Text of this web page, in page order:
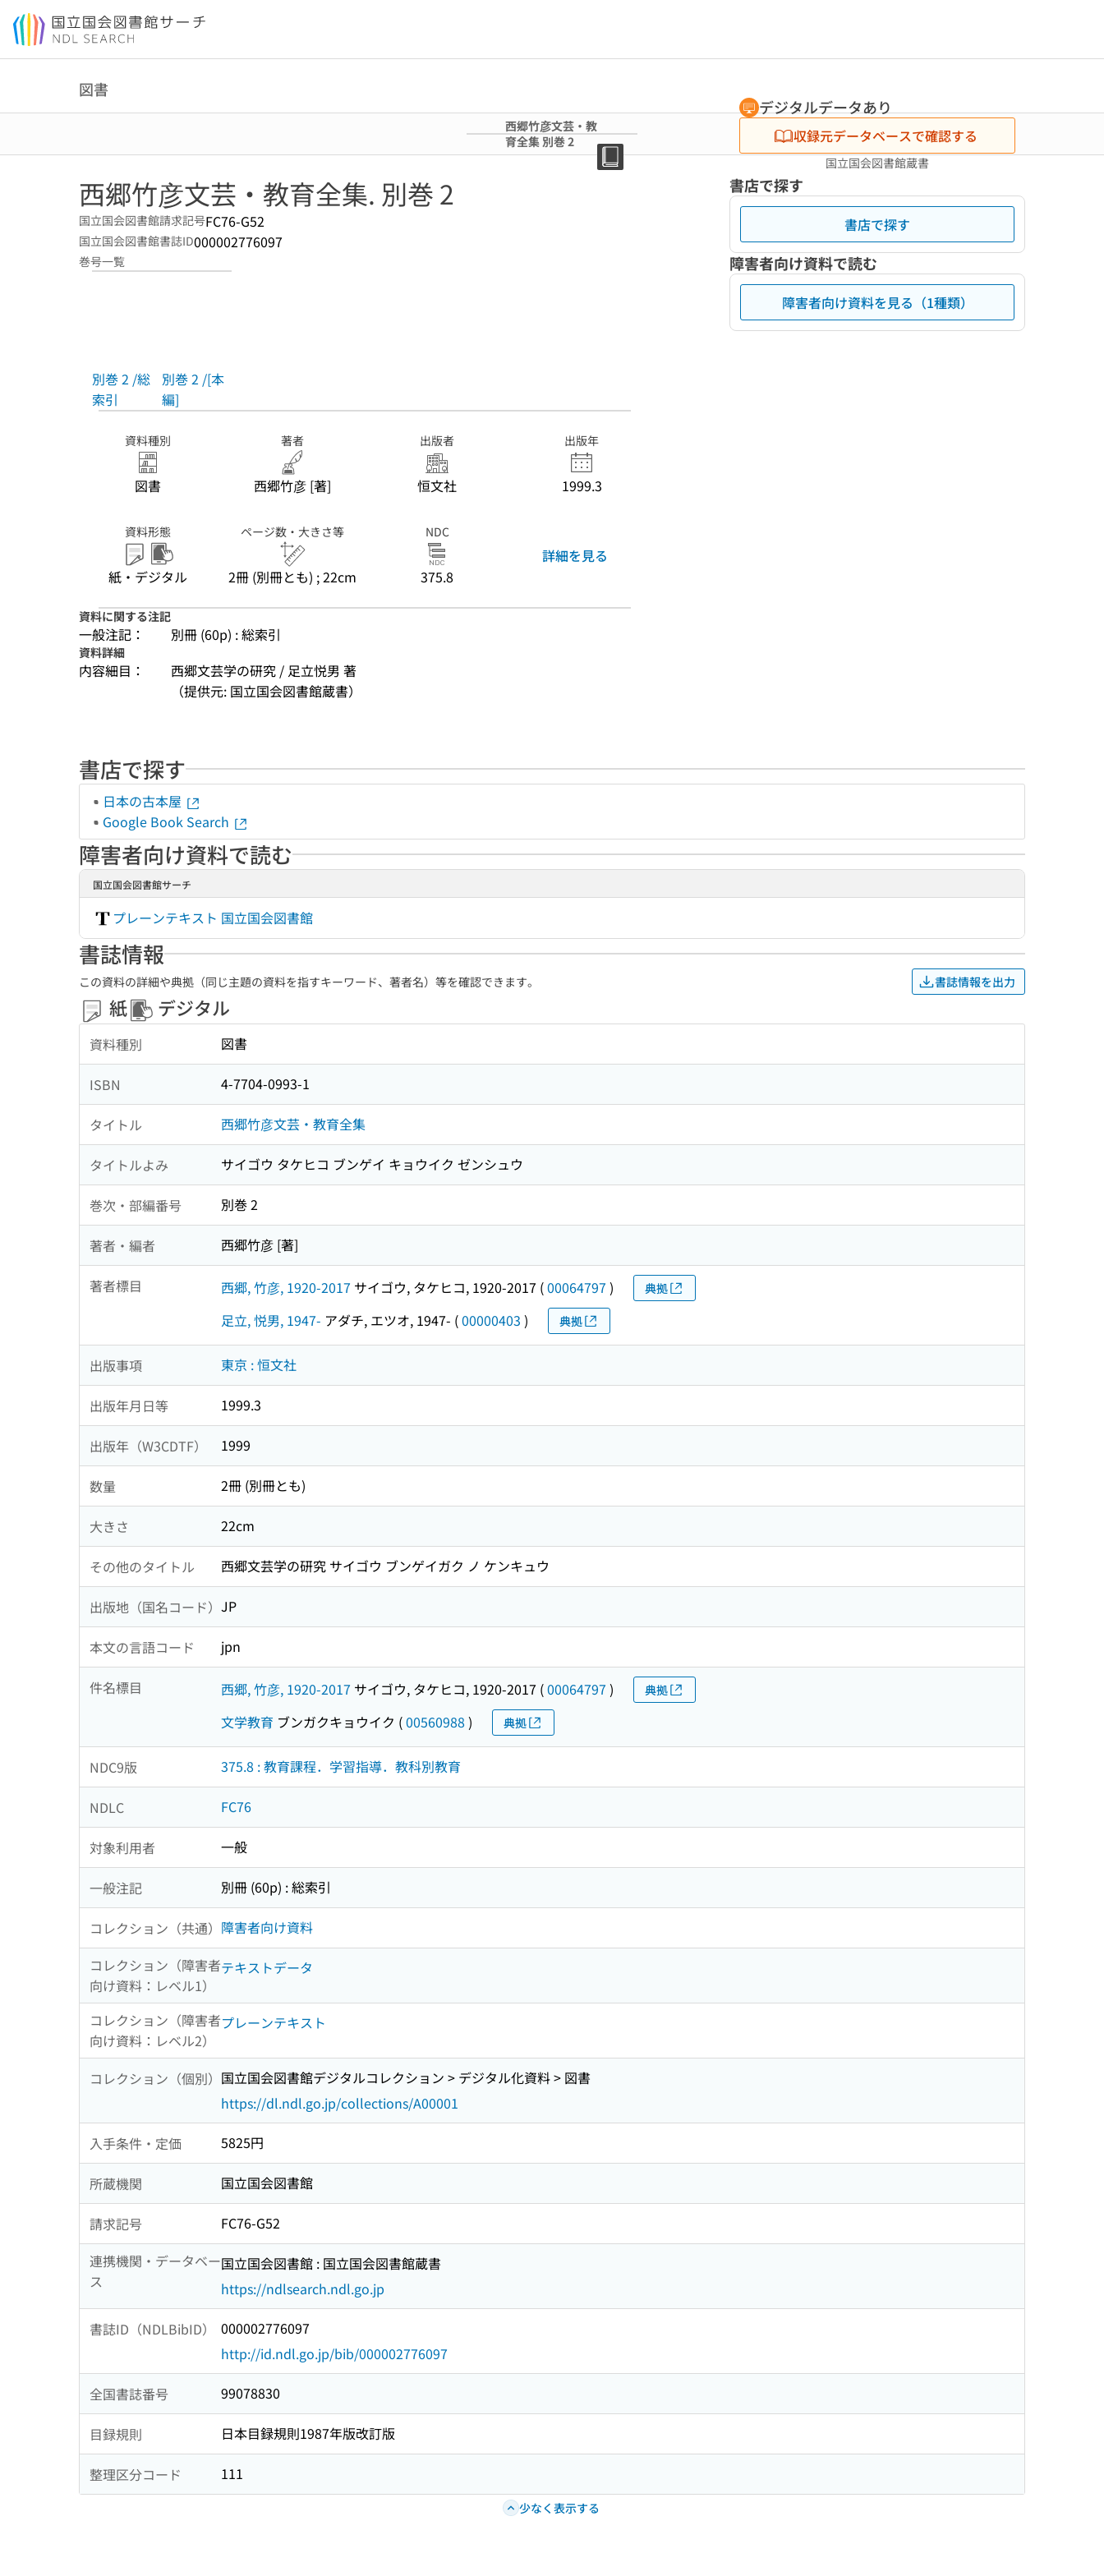
本文へ移動
図書
西郷竹彦文芸・教
育全集 別巻 2
デジタルデータあり
収録元データベースで確認する
国立国会図書館蔵書
西郷竹彦文芸・教育全集. 別巻 2
国立国会図書館請求記号FC76-G52
国立国会図書館書誌ID000002776097
巻号一覧
別巻 2 /総
索引
別巻 2 /[本
編]
資料種別
図書
著者
西郷竹彦 [著]
出版者
恒文社
出版年
1999.3
資料形態
紙・デジタル
ページ数・大きさ等
2冊 (別冊とも) ; 22cm
NDC
375.8
詳細を見る
資料に関する注記
一般注記： 別冊 (60p) : 総索引
資料詳細
内容細目：
西郷文芸学の研究 / 足立悦男 著
（提供元: 国立国会図書館蔵書）
書店で探す
書店で探す
障害者向け資料で読む
障害者向け資料を見る（1種類）
書店で探す
日本の古本屋
Google Book Search
障害者向け資料で読む
国立国会図書館サーチ
プレーンテキスト 国立国会図書館
書誌情報
この資料の詳細や典拠（同じ主題の資料を指すキーワード、著者名）等を確認できます。 書誌情報を出力
紙 デジタル
資料種別 図書
ISBN 4-7704-0993-1
タイトル 西郷竹彦文芸・教育全集
タイトルよみ サイゴウ タケヒコ ブンゲイ キョウイク ゼンシュウ
巻次・部編番号 別巻 2
著者・編者 西郷竹彦 [著]
著者標目 西郷, 竹彦, 1920-2017 サイゴウ, タケヒコ, 1920-2017 (00064797 ) 典拠
足立, 悦男, 1947- アダチ, エツオ, 1947- (00000403 ) 典拠
出版事項 東京 : 恒文社
出版年月日等 1999.3
出版年（W3CDTF） 1999
数量 2冊 (別冊とも)
大きさ 22cm
その他のタイトル 西郷文芸学の研究 サイゴウ ブンゲイガク ノ ケンキュウ
出版地（国名コード） JP
本文の言語コード jpn
件名標目 西郷, 竹彦, 1920-2017 サイゴウ, タケヒコ, 1920-2017 (00064797 ) 典拠
文学教育 ブンガクキョウイク (00560988 ) 典拠
NDC9版 375.8 : 教育課程．学習指導．教科別教育
NDLC FC76
対象利用者 一般
一般注記 別冊 (60p) : 総索引
コレクション（共通） 障害者向け資料
コレクション（障害者
向け資料：レベル1）
テキストデータ
コレクション（障害者
向け資料：レベル2）
プレーンテキスト
コレクション（個別） 国立国会図書館デジタルコレクション > デジタル化資料 > 図書
https://dl.ndl.go.jp/collections/A00001
入手条件・定価 5825円
所蔵機関 国立国会図書館
請求記号
FC76-G52
連携機関・データベー
ス
国立国会図書館 : 国立国会図書館蔵書
https://ndlsearch.ndl.go.jp
書誌ID（NDLBibID）
000002776097
http://id.ndl.go.jp/bib/000002776097
全国書誌番号 99078830
目録規則 日本目録規則1987年版改訂版
整理区分コード 111
少なく表示する